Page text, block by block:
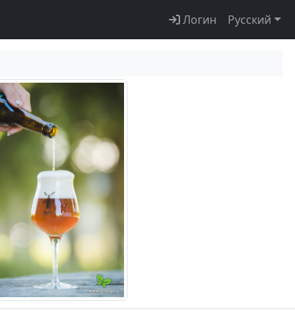
Логин Русский